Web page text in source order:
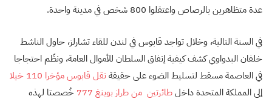
عدة متظاهرين بالرصاص واعتقلوا 800 شخص في مدينة واحدة.
في السنة التالية، وخلال تواجد قابوس في لندن للقاء تشارلز، حاول الناشط
خلفان البدواوي كشف كيفية إنفاق السلطان للأموال العامة، ونظّم احتجاجا
في العاصمة مسقط لتسليط الضوء على حقيقة نقل قابوس مؤخرا 110 خيلا
إلى المملكة المتحدة داخلطائرتين من طراز بوينغ 777
خُصصتا لهذه